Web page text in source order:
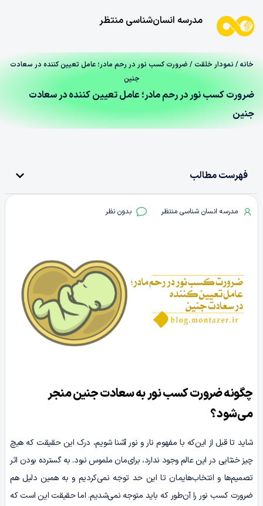
مدرسه انسان‌شناسی منتظر
خانه/ نمودار خلقت/ ضرورت کسب نور در رحم مادر؛ عامل تعیین کننده در سعادت
جنین
ضرورت کسب نور در رحم مادر؛ عامل تعیین کننده در سعادت
جنین
فهرست مطالب
مدرسه انسان شناسی منتظر بدون نظر
چگونه ضرورت کسب نور به سعادت جنین منجر
می‌شود؟
شاید تا قبل از این‌که با مفهوم نار و نور آشنا شویم، درک این حقیقت که هیچ
چیز خنثایی در این عالم وجود ندارد، برای‌مان ملموس نبود. به گسترده بودن اثر
تصمیم‌ها و انتخاب‌هایمان تا این حد توجه نمی‌کردیم و به همین دلیل هم
ضرورت کسب نور را آن‌طور که باید متوجه نمی‌شدیم. اما حقیقت این است که